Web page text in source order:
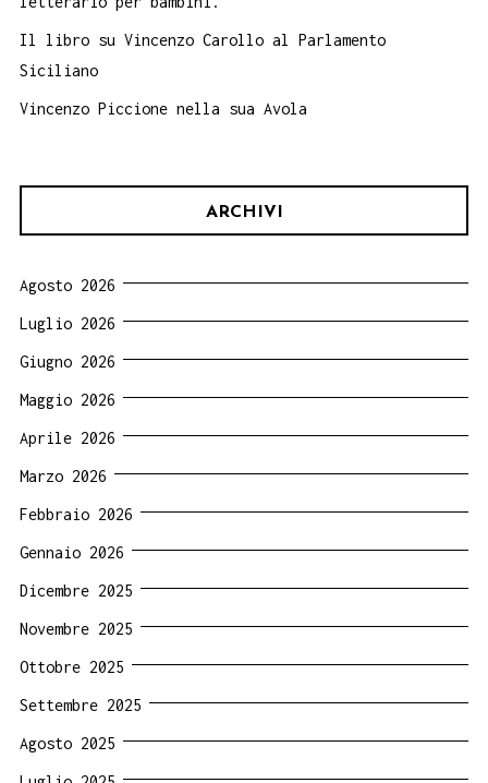
Il libro su Vincenzo Carollo al Parlamento
Siciliano
Vincenzo Piccione nella sua Avola
ARCHIVI
Agosto 2026
Luglio 2026
Giugno 2026
Maggio 2026
Aprile 2026
Marzo 2026
Febbraio 2026
Gennaio 2026
Dicembre 2025
Novembre 2025
Ottobre 2025
Settembre 2025
Agosto 2025